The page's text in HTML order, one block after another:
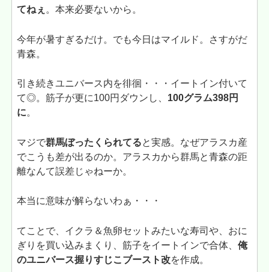
てねぇ 。本来必要ないから。
今年が暑すぎるだけ。でも今日はマイルド。さすがだ
青森。
引き続きユニバース内を徘徊・・・イートイン付いて
て◎。筋子が更に100円ダウンし、 100グラム398円
に。
マジで群馬ぼったくられてると実感。なぜアラスカ産
でこうも差が出るのか。アラスカから群馬と青森の距
離なんて誤差じゃねーか。
本当に意味が解らないわぁ・・・
てことで、イクラ＆魚卵セットみたいな寿司や、おに
ぎりを買い込みまくり、筋子をイートインで合体、俺
のユニバース握りすじこブースト改を作成。